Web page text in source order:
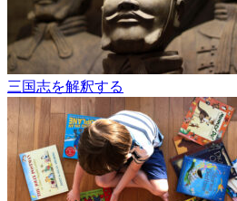
三国志を解釈する